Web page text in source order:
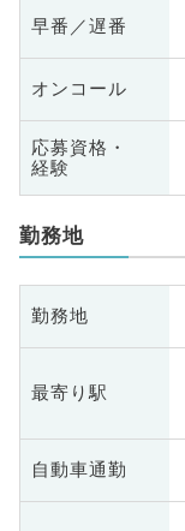
早番／遅番
オンコール
応募資格・
経験
勤務地
勤務地
最寄り駅
自動車通勤